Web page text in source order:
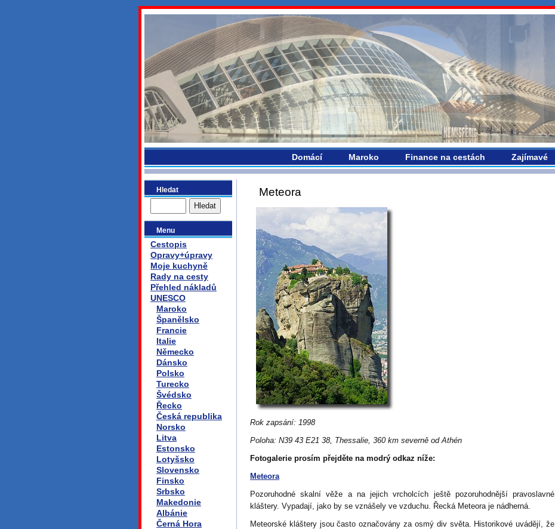
bydlikemevropou.com
Domácí Maroko Finance na cestách Zajímavé
Hledat
Menu
Cestopis
Opravy+úpravy
Moje kuchyně
Rady na cesty
Přehled nákladů
UNESCO
Maroko
Španělsko
Francie
Italie
Německo
Dánsko
Polsko
Turecko
Švédsko
Řecko
Česká republika
Norsko
Litva
Estonsko
Lotyšsko
Slovensko
Finsko
Srbsko
Makedonie
Albánie
Černá Hora
Meteora
Rok zapsání: 1998
Poloha: N39 43 E21 38, Thessalie, 360 km severně od Athén
Fotogalerie prosím přejděte na modrý odkaz níže:
Meteora
Pozoruhodné skalní věže a na jejich vrcholcích ještě pozoruhodnější pravoslavné
kláštery. Vypadají, jako by se vznášely ve vzduchu. Řecká Meteora je nádherná.
Meteorské kláštery jsou často označovány za osmý div světa. Historikové uvádějí, že